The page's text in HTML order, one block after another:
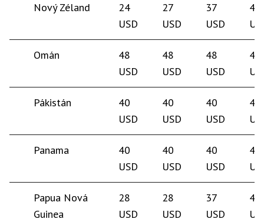
Nový Zéland
24
USD
27
USD
37
USD
40
Omán
48
USD
48
USD
48
USD
45
Pákistán
40
USD
40
USD
40
USD
40
Panama
40
USD
40
USD
40
USD
40
Papua Nová
Guinea
28
USD
28
USD
37
USD
40